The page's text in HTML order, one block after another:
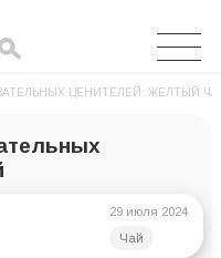
ЦЕНИТЕЛЕЙ: ЖЕЛТЫЙ
29 июля 2024
Чай